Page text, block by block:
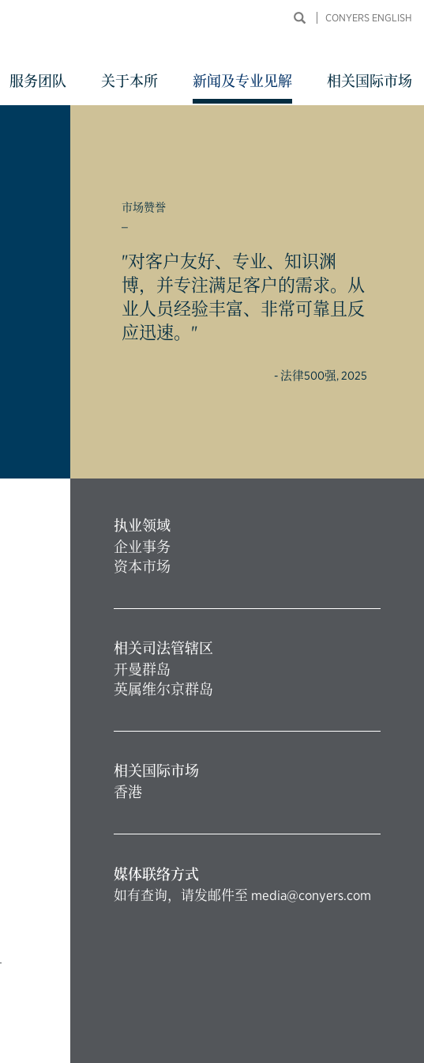
CONYERS ENGLISH
服务团队 关于本所 新闻及专业见解 相关国际市场
市场赞誉
"对客户友好、专业、知识渊
博，并专注满足客户的需求。从
业人员经验丰富、非常可靠且反
应迅速。"
- 法律500强, 2025
执业领域
企业事务
资本市场
相关司法管辖区
开曼群岛
英属维尔京群岛
相关国际市场
香港
媒体联络方式
如有查询，请发邮件至 media@conyers.com